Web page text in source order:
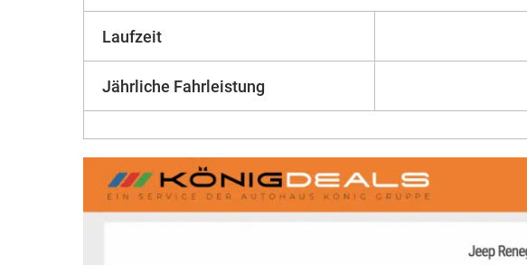
Laufzeit
Jährliche Fahrleistung